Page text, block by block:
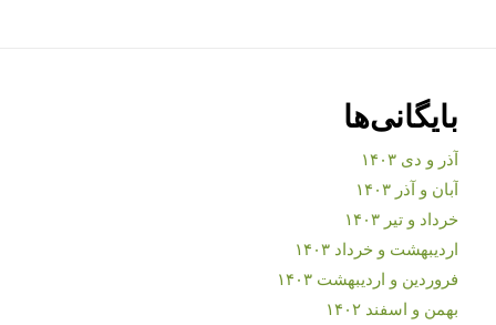
بایگانی‌ها
آذر و دی ۱۴۰۳
آبان و آذر ۱۴۰۳
خرداد و تیر ۱۴۰۳
اردیبهشت و خرداد ۱۴۰۳
فروردین و اردیبهشت ۱۴۰۳
بهمن و اسفند ۱۴۰۲